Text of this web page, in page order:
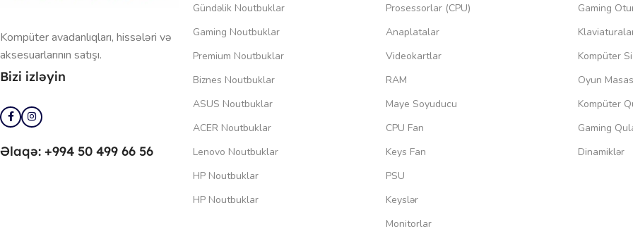
Kompüter avadanlıqları, hissələri və
aksesuarlarının satışı.
Bizi izləyin
Əlaqə: +994 50 499 66 56
Gündəlik Noutbuklar
Gaming Noutbuklar
Premium Noutbuklar
Biznes Noutbuklar
ASUS Noutbuklar
ACER Noutbuklar
Lenovo Noutbuklar
HP Noutbuklar
HP Noutbuklar
Prosessorlar (CPU)
Anaplatalar
Videokartlar
RAM
Maye Soyuducu
CPU Fan
Keys Fan
PSU
Keyslər
Monitorlar
Gaming
Kompüter
Oyun
Kompüter
Gaming
Dinamiklər